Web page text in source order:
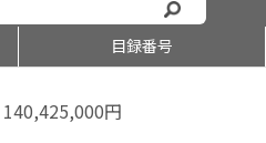
目録番号
円